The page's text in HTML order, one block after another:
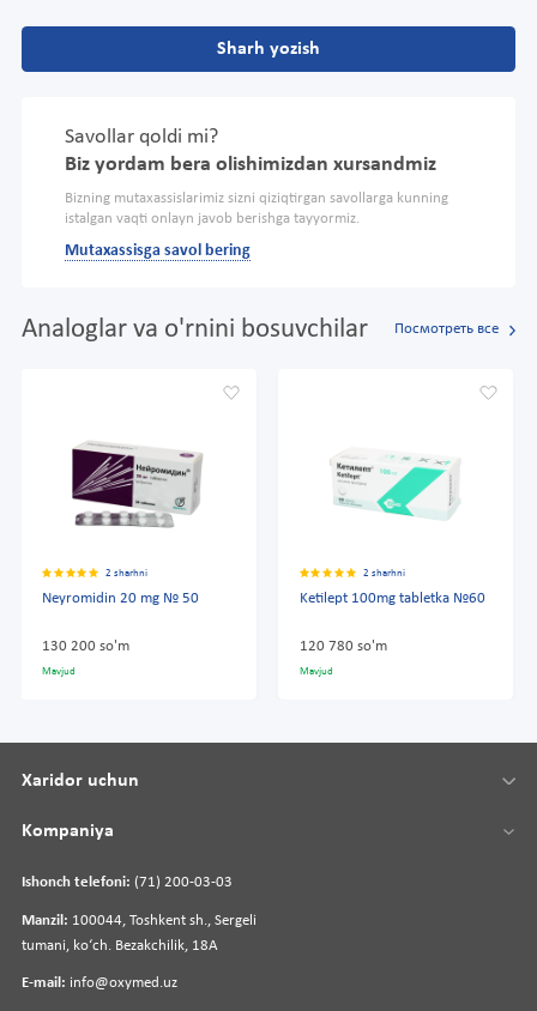
Sharh yozish
Savollar qoldi mi?
Biz yordam bera olishimizdan xursandmiz
Bizning mutaxassislarimiz sizni qiziqtirgan savollarga kunning
istalgan vaqti onlayn javob berishga tayyormiz.
Mutaxassisga savol bering
Analoglar va o'rnini bosuvchilar Посмотреть все
2 sharhni
Neyromidin 20 mg № 50
130 200 so'm
Mavjud
2 sharhni
Ketilept 100mg tabletka №60
120 780 so'm
Mavjud
Ishonch telefoni: (71) 200-03-03
Manzil: 100044, Toshkent sh., Sergeli
tumani, koʻch. Bezakchilik, 18A
E-mail: info@oxymed.uz
Xaridor uchun
Kompaniya